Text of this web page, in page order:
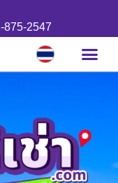
875-2547